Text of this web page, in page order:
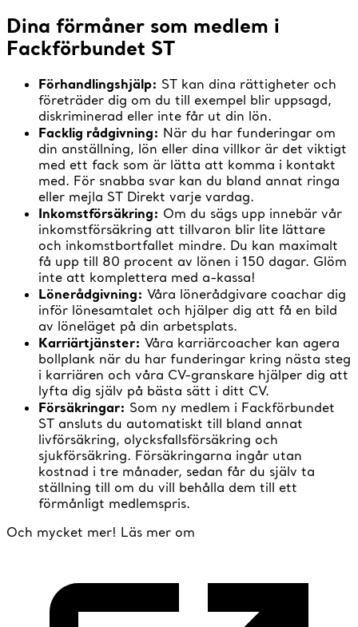
Dina förmåner som medlem i
Fackförbundet ST
Förhandlingshjälp: ST kan dina rättigheter och
företräder dig om du till exempel blir uppsagd,
diskriminerad eller inte får ut din lön.
Facklig rådgivning: När du har funderingar om
din anställning, lön eller dina villkor är det viktigt
med ett fack som är lätta att komma i kontakt
med. För snabba svar kan du bland annat ringa
eller mejla ST Direkt varje vardag.
Inkomstförsäkring: Om du sägs upp innebär vår
inkomstförsäkring att tillvaron blir lite lättare
och inkomstbortfallet mindre. Du kan maximalt
få upp till 80 procent av lönen i 150 dagar. Glöm
inte att komplettera med a-kassa!
Lönerådgivning: Våra lönerådgivare coachar dig
inför lönesamtalet och hjälper dig att få en bild
av löneläget på din arbetsplats.
Karriärtjänster: Våra karriärcoacher kan agera
bollplank när du har funderingar kring nästa steg
i karriären och våra CV-granskare hjälper dig att
lyfta dig själv på bästa sätt i ditt CV.
Försäkringar: Som ny medlem i Fackförbundet
ST ansluts du automatiskt till bland annat
livförsäkring, olycksfallsförsäkring och
sjukförsäkring. Försäkringarna ingår utan
kostnad i tre månader, sedan får du själv ta
ställning till om du vill behålla dem till ett
förmånligt medlemspris.
Och mycket mer! Läs mer om